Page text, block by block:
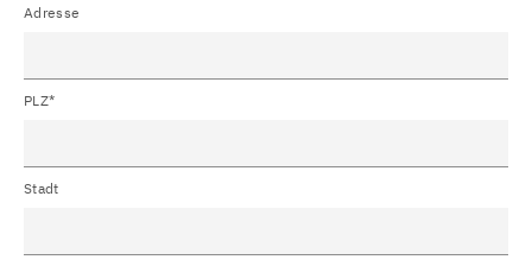
Adresse
PLZ*
Stadt